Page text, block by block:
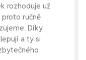
rozhoduje už
ručně
Díky
a ty si